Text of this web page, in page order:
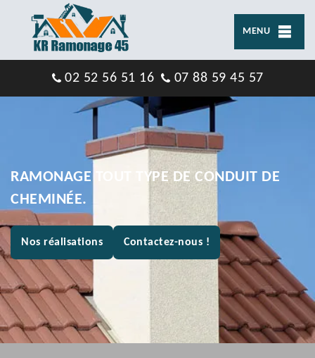
MENU
02 52 56 51 16 07 88 59 45 57
RAMONAGE TOUT TYPE DE CONDUIT DE
CHEMINÉE.
Nos réalisations Contactez-nous !